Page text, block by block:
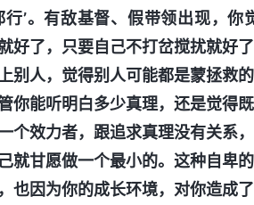
’。有敌基督、假带领出现，
好了，只要自己不打岔搅扰就好
别人，觉得别人可能都是蒙拯救
你能听明白多少真理，还是觉得
个效力者，跟追求真理没有关系
就甘愿做一个最小的。这种自卑
也因为你的成长环境，对你造成